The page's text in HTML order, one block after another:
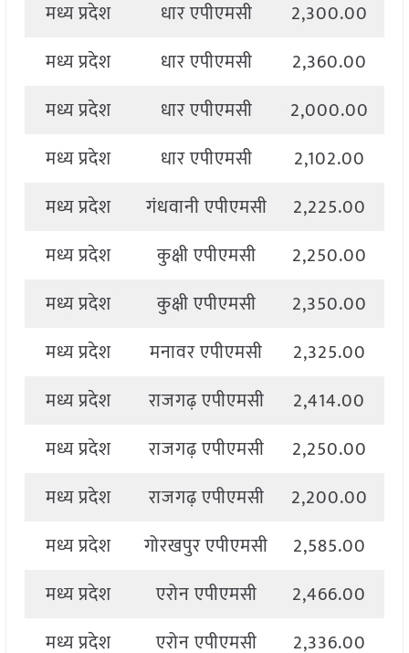
मध्य प्रदेश धार एपीएमसी 2,300.00
मध्य प्रदेश
धार एपीएमसी 2,360.00
मध्य प्रदेश
धार एपीएमसी 2,000.00
मध्य प्रदेश
धार एपीएमसी 2,102.00
मध्य प्रदेश
गंधवानी एपीएमसी 2,225.00
मध्य प्रदेश
कुक्षी एपीएमसी 2,250.00
मध्य प्रदेश
कुक्षी एपीएमसी 2,350.00
मध्य प्रदेश
मनावर एपीएमसी 2,325.00
मध्य प्रदेश
राजगढ़ एपीएमसी 2,414.00
मध्य प्रदेश
राजगढ़ एपीएमसी 2,250.00
मध्य प्रदेश
राजगढ़ एपीएमसी 2,200.00
मध्य प्रदेश
गोरखपुर एपीएमसी 2,585.00
मध्य प्रदेश
एरोन एपीएमसी 2,466.00
मध्य प्रदेश
एरोन एपीएमसी 2,336.00